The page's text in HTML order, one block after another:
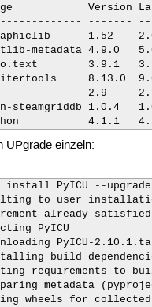
Version
-------
1.52
metadata 4.9.0
3.9.1
itertools     8.13.0
2.9
steamgriddb 1.0.4
4.1.1
UPgrade einzeln:
install PyICU --upgrade
to user
already
PyICU
PyICU-
build
requirements to
metadata
wheels for collected